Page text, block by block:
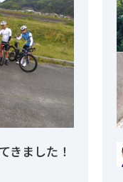
きました！